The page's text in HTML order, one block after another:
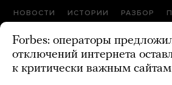
НОВОСТИ ИСТОРИИ РАЗБОР
Forbes: операторы
отключений интернета
к критически важным сайтам